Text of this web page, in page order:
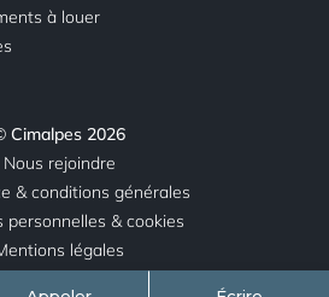
à louer
Cimalpes 2026
Nous rejoindre
& conditions générales
personnelles & cookies
légales